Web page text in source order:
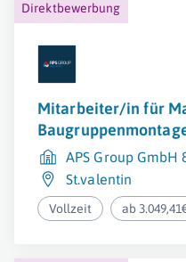
Direktbewerbung
Mitarbeiter/in für
APS Group GmbH
St.valentin
Vollzeit ab